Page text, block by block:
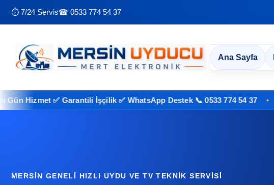
⏱ 7/24 Servis☎ 0533 774 54 37
Ana Sayfa
✅ Garantili İşçilik ✅ WhatsApp Destek 📞 0533 774 54 37
MERSIN GENELI HIZLI UYDU VE TV TEKNIK SERVISI